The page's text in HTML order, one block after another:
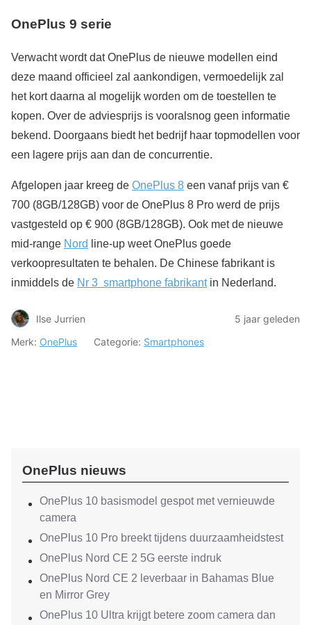
OnePlus 9 serie
Verwacht wordt dat OnePlus de nieuwe modellen eind
deze maand officieel zal aankondigen, vermoedelijk zal
het kort daarna al mogelijk worden om de toestellen te
kopen. Over de adviesprijs is vooralsnog geen informatie
bekend. Doorgaans biedt het bedrijf haar topmodellen voor
een lagere prijs aan dan de concurrentie.
Afgelopen jaar kreeg de OnePlus 8 een vanaf prijs van €
700 (8GB/128GB) voor de OnePlus 8 Pro werd de prijs
vastgesteld op € 900 (8GB/128GB). Ook met de nieuwe
mid-range Nord
line-up weet OnePlus goede
verkoopresultaten te behalen. De Chinese fabrikant is
inmiddels de Nr 3 smartphone fabrikantin Nederland.
Ilse Jurrien
5 jaar geleden
Merk: OnePlus Categorie: Smartphones
OnePlus nieuws
OnePlus 10 basismodel gespot met vernieuwde
camera
OnePlus 10 Pro breekt tijdens duurzaamheidstest
OnePlus Nord CE 2 5G eerste indruk
OnePlus Nord CE 2 leverbaar in Bahamas Blue
en Mirror Grey
OnePlus 10 Ultra krijgt betere zoom camera dan